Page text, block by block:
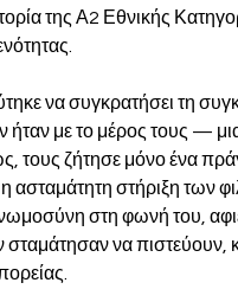
της Α2 Εθνικής
να συγκρατήσει τη
ήταν με το μέρος τους —
τους ζήτησε μόνο ένα
ασταμάτητη στήριξη των
στη φωνή του,
σταμάτησαν να πιστεύουν,